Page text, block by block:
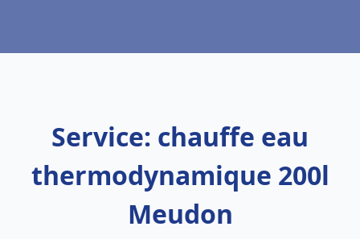
Service: chauffe eau
thermodynamique 200l
Meudon